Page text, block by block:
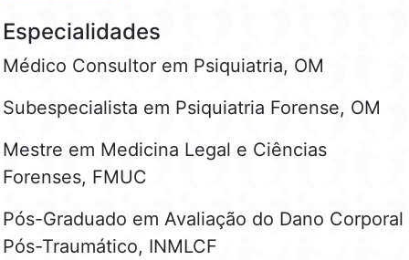
Especialidades
Médico Consultor em Psiquiatria, OM
Subespecialista em Psiquiatria Forense, OM
Mestre em Medicina Legal e Ciências
Forenses, FMUC
Pós-Graduado em Avaliação do Dano Corporal
Pós-Traumático, INMLCF